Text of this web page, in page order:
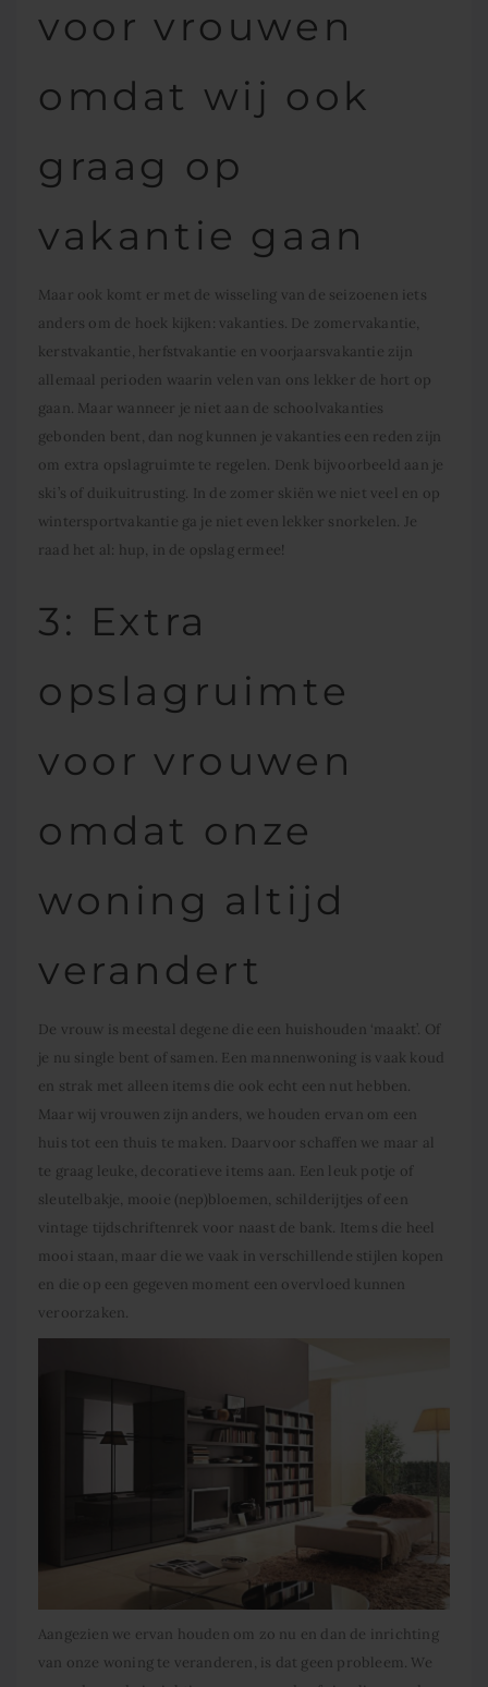
voor vrouwen
omdat wij ook
graag op
vakantie gaan
Maar ook komt er met de wisseling van de seizoenen iets
anders om de hoek kijken: vakanties. De zomervakantie,
kerstvakantie, herfstvakantie en voorjaarsvakantie zijn
allemaal perioden waarin velen van ons lekker de hort op
gaan. Maar wanneer je niet aan de schoolvakanties
gebonden bent, dan nog kunnen je vakanties een reden zijn
om extra opslagruimte te regelen. Denk bijvoorbeeld aan je
ski’s of duikuitrusting. In de zomer skiën we niet veel en op
wintersportvakantie ga je niet even lekker snorkelen. Je
raad het al: hup, in de opslag ermee!
3: Extra
opslagruimte
voor vrouwen
omdat onze
woning altijd
verandert
De vrouw is meestal degene die een huishouden ‘maakt’. Of
je nu single bent of samen. Een mannenwoning is vaak koud
en strak met alleen items die ook echt een nut hebben.
Maar wij vrouwen zijn anders, we houden ervan om een
huis tot een thuis te maken. Daarvoor schaffen we maar al
te graag leuke, decoratieve items aan. Een leuk potje of
sleutelbakje, mooie (nep)bloemen, schilderijtjes of een
vintage tijdschriftenrek voor naast de bank. Items die heel
mooi staan, maar die we vaak in verschillende stijlen kopen
en die op een gegeven moment een overvloed kunnen
veroorzaken.
Aangezien we ervan houden om zo nu en dan de inrichting
van onze woning te veranderen, is dat geen probleem. We